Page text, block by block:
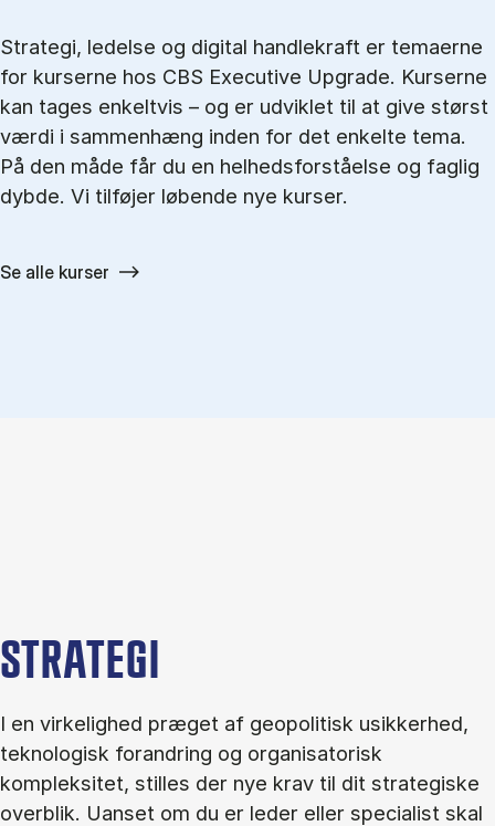
Strategi, ledelse og digital handlekraft er temaerne
for kurserne hos CBS Executive Upgrade. Kurserne
kan tages enkeltvis – og er udviklet til at give størst
værdi i sammenhæng inden for det enkelte tema.
På den måde får du en helhedsforståelse og faglig
dybde. Vi tilføjer løbende nye kurser.
Se alle kurser
STRATEGI
I en virkelighed præget af geopolitisk usikkerhed,
teknologisk forandring og organisatorisk
kompleksitet, stilles der nye krav til dit strategiske
overblik. Uanset om du er leder eller specialist skal